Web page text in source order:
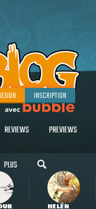
INSCRIPTION
REVIEWS PREVIEWS
PLUS
HELEN